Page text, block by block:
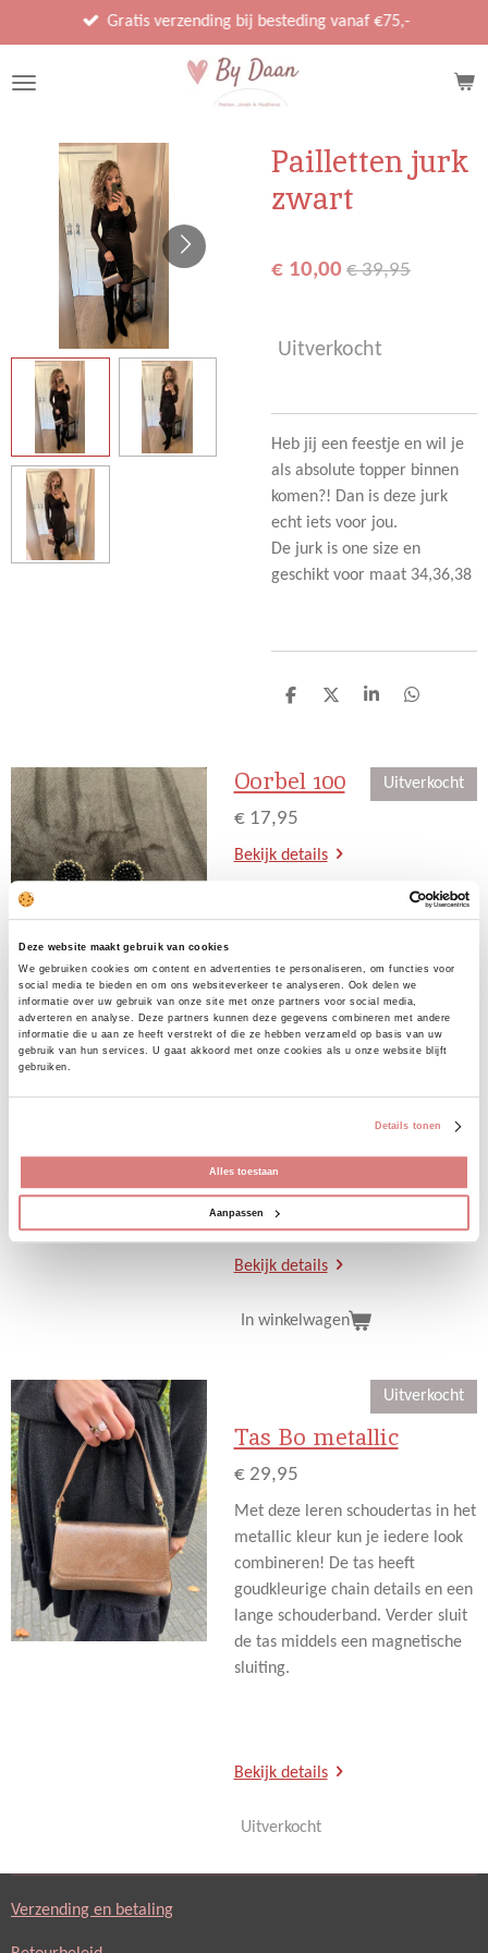
Deze website maakt gebruik van cookies
We gebruiken cookies om content en advertenties te personaliseren, om functies voor
social media te bieden en om ons websiteverkeer te analyseren. Ook delen we
informatie over uw gebruik van onze site met onze partners voor social media,
adverteren en analyse. Deze partners kunnen deze gegevens combineren met andere
informatie die u aan ze heeft verstrekt of die ze hebben verzameld op basis van uw
gebruik van hun services. U gaat akkoord met onze cookies als u onze website blijft
gebruiken.
Details tonen
Alles toestaan
Aanpassen
direct
naar
Gratis verzending bij besteding vanaf €75,-
Pailletten jurk
zwart
€ 10,00 € 39,95
Uitverkocht
Heb jij een feestje en wil je
als absolute topper binnen
komen?! Dan is deze jurk
echt iets voor jou.
De jurk is one size en
geschikt voor maat 34,36,38
D
n
D
S
D
n
Uitverkocht
Oorbel 100
€ 17,95
Bekijk details
Deze armbanden gaan per stuk.
Je kan in de opmerkingen
graag wilt hebben.
Bekijk details
In winkelwagen
Uitverkocht
Tas Bo metallic
€ 29,95
Met deze leren schoudertas in het
metallic kleur kun je iedere look
combineren! De tas heeft
goudkleurige chain details en een
lange schouderband. Verder sluit
de tas middels een magnetische
sluiting.
Bekijk details
Uitverkocht
Verzending en betaling